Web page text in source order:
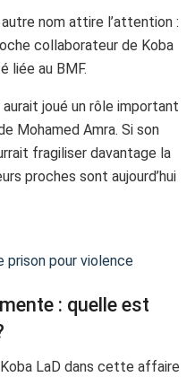
nom attire l’attention :
collaborateur de Koba
liée au BMF.
joué un rôle important
Mohamed Amra. Si son
fragiliser davantage la
proches sont aujourd’hui
prison pour violence
: quelle est
LaD dans cette affaire